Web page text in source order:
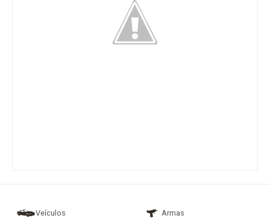
Veículos Armas